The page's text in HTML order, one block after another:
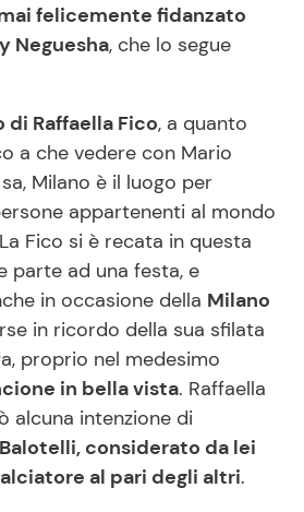
felicemente fidanzato
Neguesha, che lo segue
di Raffaella Fico, a quanto
a che vedere con Mario
Milano è il luogo per
appartenenti al mondo
Fico si è recata in questa
parte ad una festa, e
in occasione della Milano
in ricordo della sua sfilata
proprio nel medesimo
in bella vista. Raffaella
alcuna intenzione di
considerato da lei
al pari degli altri.